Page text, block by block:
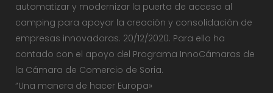
automatizar y modernizar la puerta de acceso al
camping para apoyar la creación y consolidación de
empresas innovadoras. 20/12/2020. Para ello ha
contado con el apoyo del Programa InnoCámaras de
la Cámara de Comercio de Soria.
“Una manera de hacer Europa»